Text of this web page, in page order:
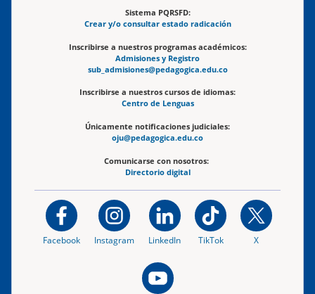
Sistema PQRSFD:
Crear y/o consultar estado radicación
Inscribirse a nuestros programas académicos:
Admisiones y Registro
sub_admisiones@pedagogica.edu.co
Inscribirse a nuestros cursos de idiomas:
Centro de Lenguas
Únicamente notificaciones judiciales:
oju@pedagogica.edu.co
Comunicarse con nosotros:
Directorio digital
Facebook Instagram LinkedIn TikTok X